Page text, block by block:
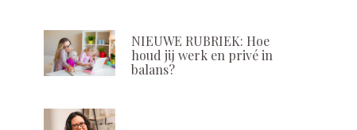
NIEUWE RUBRIEK: Hoe
houd jij werk en privé in
balans?